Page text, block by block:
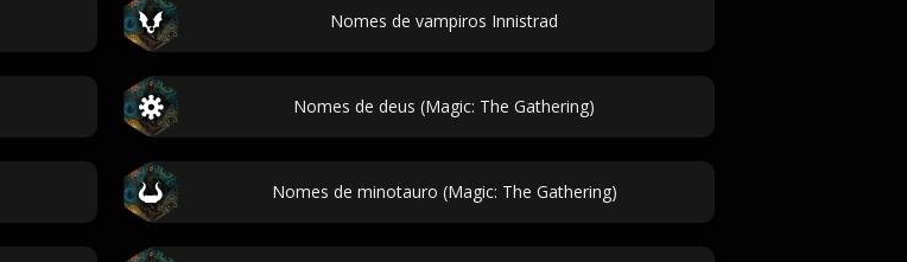
Nomes de vampiros Innistrad
Nomes de deus (Magic: The Gathering)
Nomes de minotauro (Magic: The Gathering)